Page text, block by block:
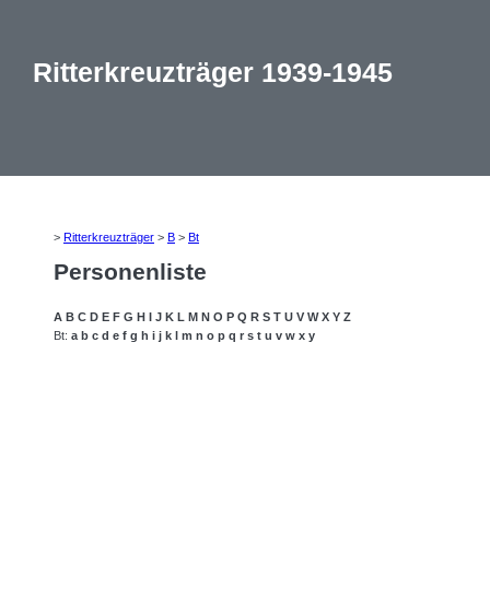
Ritterkreuzträger 1939-1945
> Ritterkreuzträger > B > Bt
Personenliste
A B C D E F G H I J K L M N O P Q R S T U V W X Y Z
Bt: a b c d e f g h i j k l m n o p q r s t u v w x y